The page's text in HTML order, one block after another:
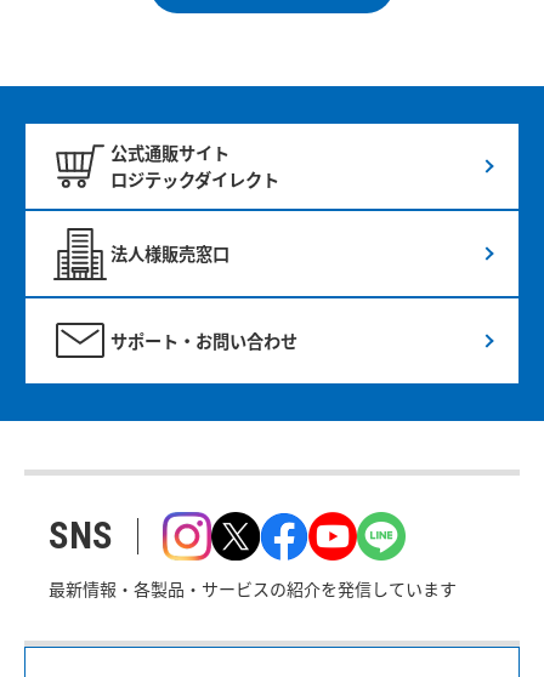
SOS」機能と連携した多機能セキュリティタグで
公式通販サイト
ロジテックダイレクト
法人様販売窓口
サポート・お問い合わせ
SNS
最新情報・各製品・サービスの紹介を発信しています